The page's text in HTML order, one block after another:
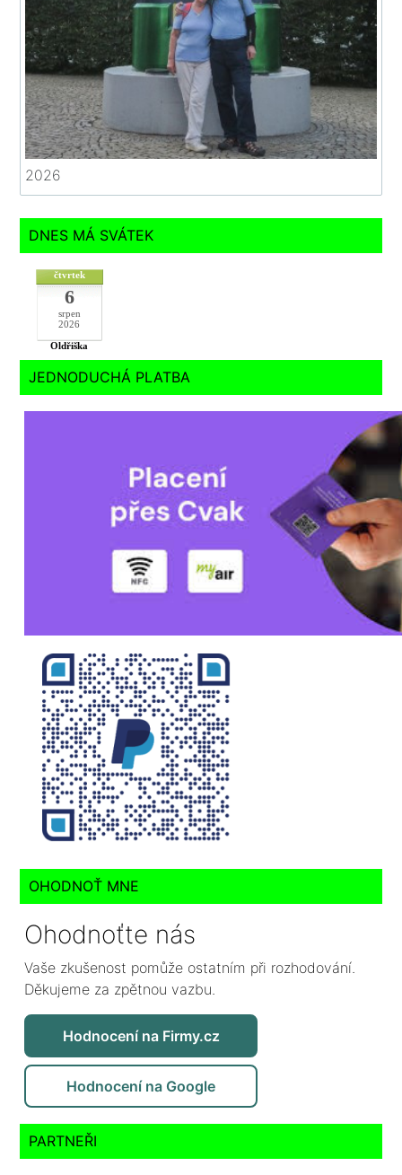
2026
DNES MÁ SVÁTEK
čtvrtek
6
srpen
2026
Oldřiška
JEDNODUCHÁ PLATBA
OHODNOŤ MNE
Ohodnoťte nás
Vaše zkušenost pomůže ostatním při rozhodování.
Děkujeme za zpětnou vazbu.
Hodnocení na Firmy.cz
Hodnocení na Google
PARTNEŘI